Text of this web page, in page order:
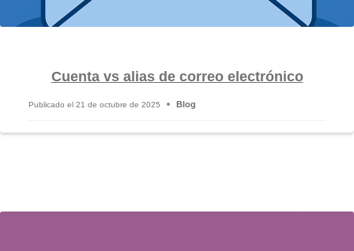
Cuenta vs alias de correo electrónico
Publicado el 21 de octubre de 2025 Blog